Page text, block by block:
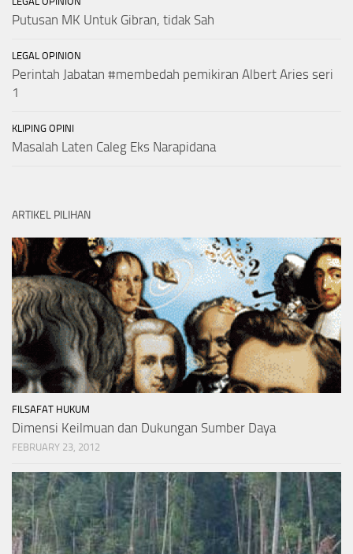
Putusan MK Untuk Gibran, tidak Sah
LEGAL OPINION
Perintah Jabatan #membedah pemikiran Albert Aries seri
1
KLIPING OPINI
Masalah Laten Caleg Eks Narapidana
ARTIKEL PILIHAN
FILSAFAT HUKUM
Dimensi Keilmuan dan Dukungan Sumber Daya
FEBRUARY 23, 2012